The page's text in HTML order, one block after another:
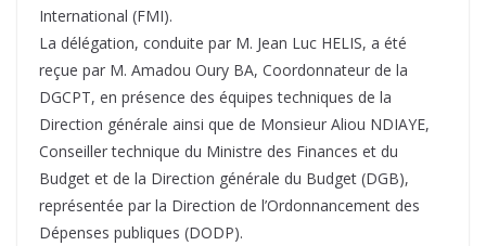
International (FMI).
La délégation, conduite par M. Jean Luc HELIS, a été
reçue par M. Amadou Oury BA, Coordonnateur de la
DGCPT, en présence des équipes techniques de la
Direction générale ainsi que de Monsieur Aliou NDIAYE,
Conseiller technique du Ministre des Finances et du
Budget et de la Direction générale du Budget (DGB),
représentée par la Direction de l’Ordonnancement des
Dépenses publiques (DODP).